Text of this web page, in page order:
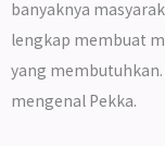
banyaknya
lengkap membuat
yang
mengenal Pekka.